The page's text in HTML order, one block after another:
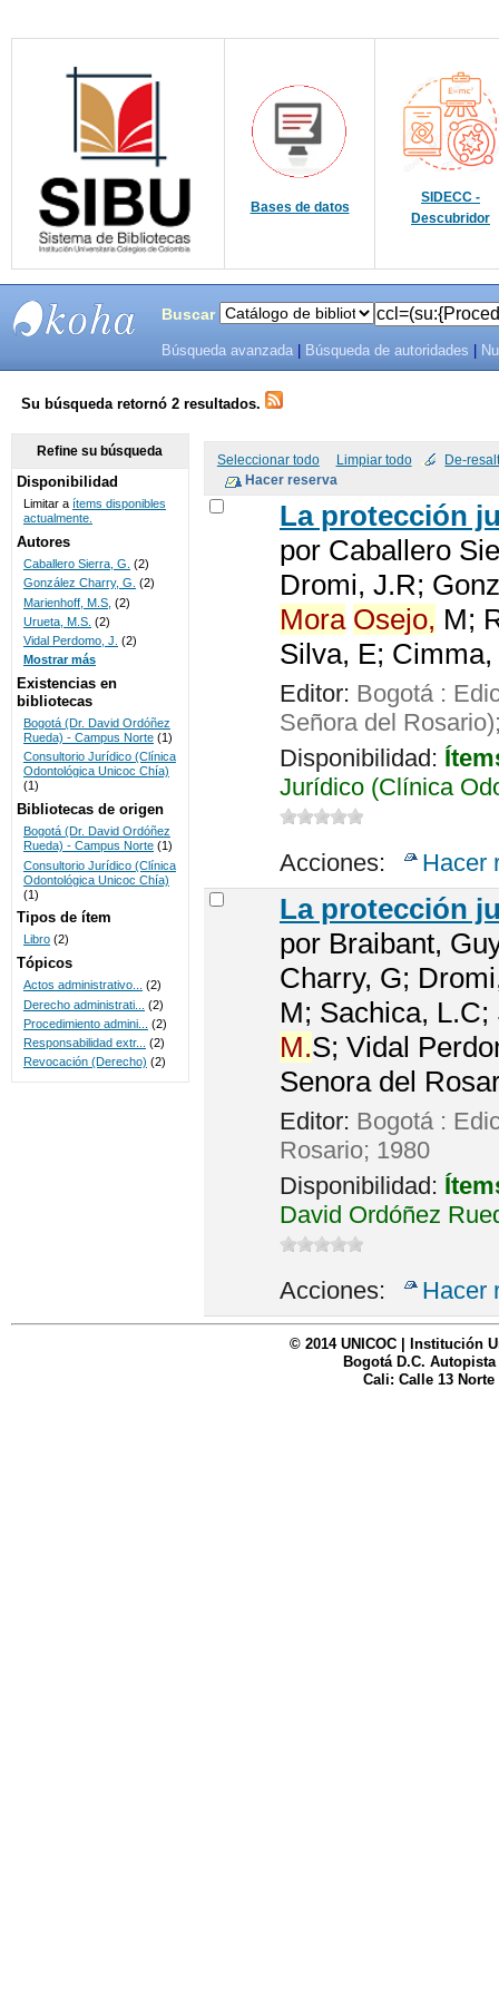
Bases de datos
SIDECC -
Descubridor
SISTEMAS
DE
BIBLIOTECAS
UNICOC
Buscar
Búsqueda avanzada Búsqueda de autoridades
Su búsqueda retornó 2 resultados.
Seleccionar todo Limpiar todo De-
La protección
por Caballero
Dromi, J.R;
Mora Osejo, M;
Silva, E;
Editor: Bogotá :
Señora del
Disponibilidad:
Jurídico (Clínica
Acciones: Hacer
La protección
por Braibant,
Charry, G;
M; Sachica,
M.S; Vidal
Senora del
Editor: Bogotá :
Rosario; 1980
Disponibilidad:
David Ordóñez
Acciones: Hacer
Refine su búsqueda
Disponibilidad
Limitar a ítems disponibles
actualmente.
Autores
Caballero Sierra, G. (2)
González Charry, G. (2)
Marienhoff, M.S, (2)
Urueta, M.S. (2)
Vidal Perdomo, J. (2)
Mostrar más
Existencias en
bibliotecas
Bogotá (Dr. David Ordóñez
Rueda) - Campus Norte (1)
Consultorio Jurídico (Clínica
Odontológica Unicoc Chía)
(1)
Bibliotecas de origen
Bogotá (Dr. David Ordóñez
Rueda) - Campus Norte (1)
Consultorio Jurídico (Clínica
Odontológica Unicoc Chía)
(1)
Tipos de ítem
Libro (2)
Tópicos
Actos administrativo... (2)
Derecho administrati...
(2)
Procedimiento admini...
(2)
Responsabilidad extr...
(2)
Revocación (Derecho) (2)
© 2014 UNICOC | Institución
Bogotá D.C. Autopista
Cali: Calle 13 Norte